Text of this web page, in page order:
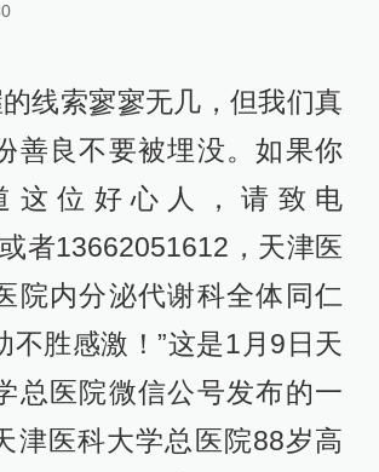
线索寥寥无几，但我们真
善良不要被埋没。如果你
这位好心人，请致电
者13662051612，天津医
院内分泌代谢科全体同仁
不胜感激！”这是1月9日天
总医院微信公号发布的一
津医科大学总医院88岁高